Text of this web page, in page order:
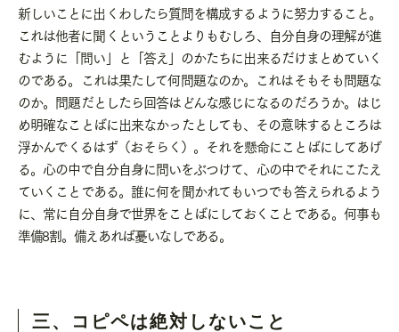
新しいことに出くわしたら質問を構成するように努力すること。
これは他者に聞くということよりもむしろ、自分自身の理解が進
むように「問い」と「答え」のかたちに出来るだけまとめていく
のである。これは果たして何問題なのか。これはそもそも問題な
のか。問題だとしたら回答はどんな感じになるのだろうか。はじ
め明確なことばに出来なかったとしても、その意味するところは
浮かんでくるはず（おそらく）。それを懸命にことばにしてあげ
る。心の中で自分自身に問いをぶつけて、心の中でそれにこたえ
ていくことである。誰に何を聞かれてもいつでも答えられるよう
に、常に自分自身で世界をことばにしておくことである。何事も
準備8割。備えあれば憂いなしである。
三、コピペは絶対しないこと